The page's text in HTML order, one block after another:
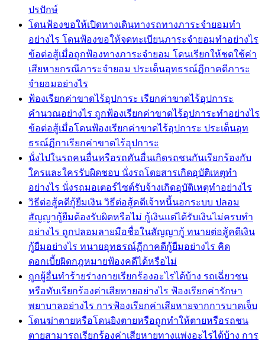
ปรปักษ์
โดนฟ้องขอให้เปิดทางเดินทางรถทางภาระจำยอมทำ
อย่างไร โดนฟ้องขอให้จดทะเบียนภาระจำยอมทำอย่างไร
ข้อต่อสู้เมื่อถูกฟ้องทางภาระจำยอม โดนเรียกให้ชดใช้ค่า
เสียหายกรณีภาระจำยอม ประเด็นอุทธรณ์ฏีกาคดีภาระ
จำยอมอย่างไร
ฟ้องเรียกค่าขาดไร้อุปการะ เรียกค่าขาดไร้อุปการะ
คำนวณอย่างไร ถูกฟ้องเรียกค่าขาดไร้อุปการะทำอย่างไร
ข้อต่อสู้เมื่อโดนฟ้องเรียกค่าขาดไร้อุปการะ ประเด็นอุท
ธรณ์ฏีกาเรียกค่าขาดไร้อุปการะ
นั่งไปในรถคนอื่นหรือรถคันอื่นเกิดรถชนกันเรียกร้องกับ
ใครและใครรับผิดชอบ นั่งรถโดยสารเกิดอุบัติเหตุทำ
อย่างไร นั่งรถมอเตอร์ไซต์รับจ้างเกิดอุบัติเหตุทำอย่างไร
วิธีต่อสู้คดีกู้ยืมเงิน วิธีต่อสู้คดีเจ้าหนี้นอกระบบ ปลอม
สัญญากู้ยืมต้องรับผิดหรือไม่ กู้เงินแต่ได้รับเงินไม่ครบทำ
อย่างไร ถูกปลอมลายมือชื่อในสัญญากู้ ทนายต่อสู้คดีเงิน
กู้ยืมอย่างไร ทนายอุทธรณ์ฏีกาคดีกู้ยืมอย่างไร คิด
ดอกเบี้ยผิดกฎหมายฟ้องคดีได้หรือไม่
ถูกผู้อื่นทำร้ายร่างกายเรียกร้องอะไรได้บ้าง รถเฉี่ยวชน
หรือทับเรียกร้องค่าเสียหายอย่างไร ฟ้องเรียกค่ารักษา
พยาบาลอย่างไร การฟ้องเรียกค่าเสียหายจากการบาดเจ็บ
โดนฆ่าตายหรือโดนยิงตายหรือถูกทำให้ตายหรือรถชน
ตายสามารถเรียกร้องค่าเสียหายทางแพ่งอะไรได้บ้าง การ